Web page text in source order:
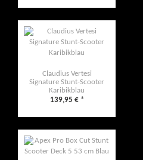
Claudius Vertesi
Signature Stunt-Scooter
Karibikblau
139,95 € *